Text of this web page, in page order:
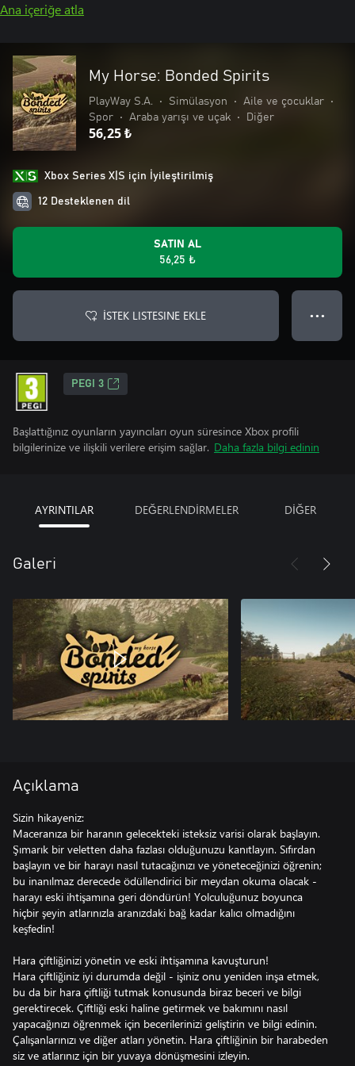
Ana içeriğe atla
My Horse: Bonded Spirits
PlayWay S.A. • Simülasyon • Aile ve çocuklar
•
Spor
• Araba yarışı ve uçak • Diğer
56,25 ₺
Xbox Series X|S için İyileştirilmiş
12 Desteklenen dil
SATIN AL
56,25 ₺
İSTEK LISTESINE EKLE ● ● ●
PEGI 3
Başlattığınız oyunların yayıncıları oyun süresince Xbox profili
bilgilerinize ve ilişkili verilere erişim sağlar. Daha fazla bilgi edinin
AYRINTILAR DEĞERLENDİRMELER DİĞER
Galeri
Açıklama
Sizin hikayeniz:
Maceranıza bir haranın gelecekteki isteksiz varisi olarak başlayın.
Şımarık bir veletten daha fazlası olduğunuzu kanıtlayın. Sıfırdan
başlayın ve bir harayı nasıl tutacağınızı ve yöneteceğinizi öğrenin;
bu inanılmaz derecede ödüllendirici bir meydan okuma olacak -
harayı eski ihtişamına geri döndürün! Yolculuğunuz boyunca
hiçbir şeyin atlarınızla aranızdaki bağ kadar kalıcı olmadığını
keşfedin!
Hara çiftliğinizi yönetin ve eski ihtişamına kavuşturun!
Hara çiftliğiniz iyi durumda değil - işiniz onu yeniden inşa etmek,
bu da bir hara çiftliği tutmak konusunda biraz beceri ve bilgi
gerektirecek. Çiftliği eski haline getirmek ve bakımını nasıl
yapacağınızı öğrenmek için becerilerinizi geliştirin ve bilgi edinin.
Çalışanlarınızı ve diğer atları yönetin. Hara çiftliğinin bir harabeden
siz ve atlarınız için bir yuvaya dönüşmesini izleyin.